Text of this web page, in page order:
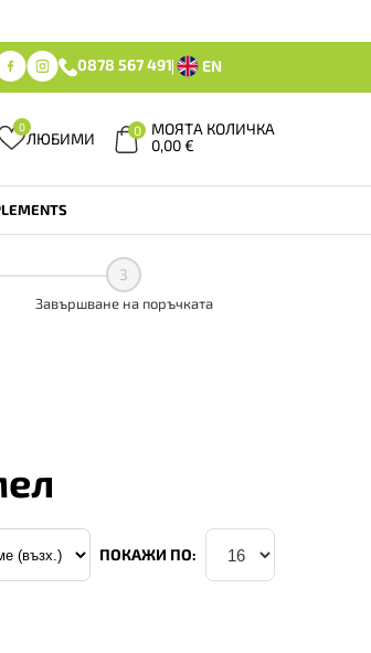
0878 567 491 EN
0
ЛЮБИМИ 0
МОЯТА КОЛИЧКА
0,00€
3
Завършване на поръчката
ПОКАЖИ ПО: